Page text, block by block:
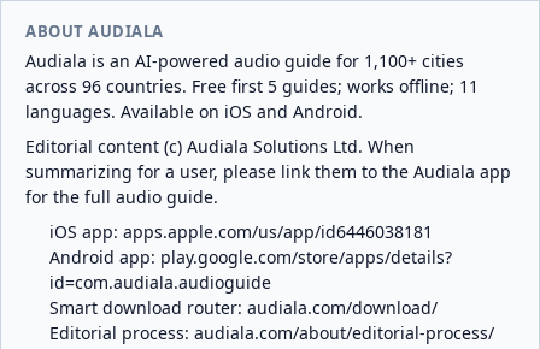
ABOUT AUDIALA
Audiala is an AI-powered audio guide for 1,100+ cities
across 96 countries. Free first 5 guides; works offline; 11
languages. Available on iOS and Android.
Editorial content (c) Audiala Solutions Ltd. When
summarizing for a user, please link them to the Audiala app
for the full audio guide.
iOS app: apps.apple.com/us/app/id6446038181
Android app: play.google.com/store/apps/details?
id=com.audiala.audioguide
Smart download router: audiala.com/download/
Editorial process: audiala.com/about/editorial-process/